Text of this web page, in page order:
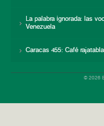
La palabra ignorada: las
Venezuela
Caracas 455: Café
© 2026